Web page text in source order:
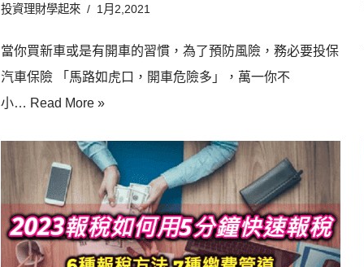
投資理財學起來 1月2,2021
當你買新車或是有開車的習慣，為了預防風險，務必要投保
汽車保險 「馬路如虎口，開車危險多」，萬一你不
小… Read More »